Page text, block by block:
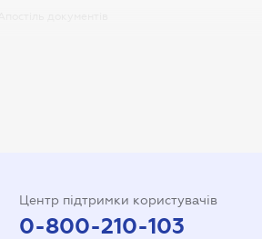
Центр підтримки користувачів
0-800-210-103